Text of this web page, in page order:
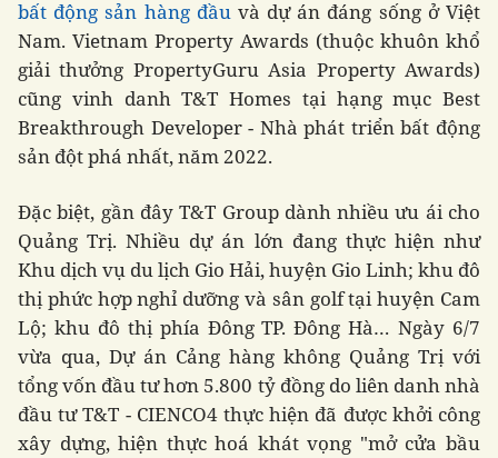
bất động sản hàng đầuvà dự án đáng sống ở Việt
Nam. Vietnam Property Awards (thuộc khuôn khổ
giải thưởng PropertyGuru Asia Property Awards)
cũng vinh danh T&T Homes tại hạng mục Best
Breakthrough Developer - Nhà phát triển bất động
sản đột phá nhất, năm 2022.
Đặc biệt, gần đây T&T Group dành nhiều ưu ái cho
Quảng Trị. Nhiều dự án lớn đang thực hiện như
Khu dịch vụ du lịch Gio Hải, huyện Gio Linh; khu đô
thị phức hợp nghỉ dưỡng và sân golf tại huyện Cam
Lộ; khu đô thị phía Đông TP. Đông Hà… Ngày 6/7
vừa qua, Dự án Cảng hàng không Quảng Trị với
tổng vốn đầu tư hơn 5.800 tỷ đồng do liên danh nhà
đầu tư T&T - CIENCO4 thực hiện đã được khởi công
xây dựng, hiện thực hoá khát vọng "mở cửa bầu